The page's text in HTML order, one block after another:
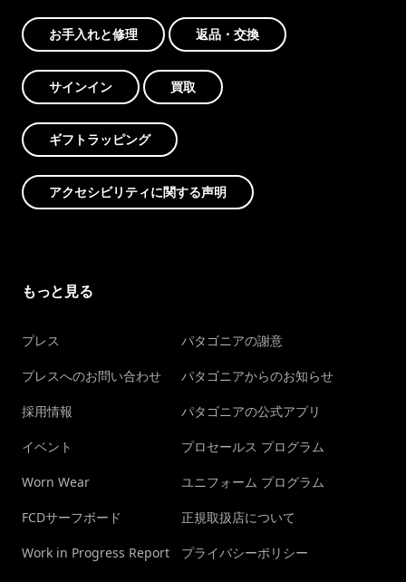
お手入れと修理 返品・交換
サインイン 買取
ギフトラッピング
アクセシビリティに関する声明
もっと見る
プレス
プレスへのお問い合わせ
採用情報
イベント
Worn Wear
FCDサーフボード
Work in Progress Report
パタゴニアの謝意
パタゴニアからのお知らせ
パタゴニアの公式アプリ
プロセールス プログラム
ユニフォーム プログラム
正規取扱店について
プライバシーポリシー